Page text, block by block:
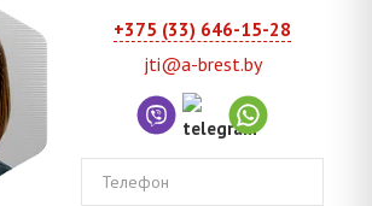
+375 (33) 646-15-28
jti@a-brest.by
Телефон